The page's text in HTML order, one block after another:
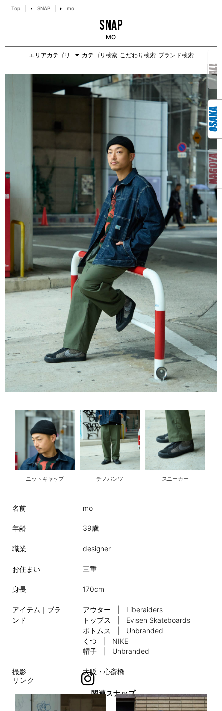
Top SNAP mo
SNAP
MO
エリアカテゴリ カテゴリ検索 こだわり検索 ブランド検索
ニットキャップ チノパンツ スニーカー
名前 mo
年齢 39歳
職業 designer
お住まい 三重
身長 170cm
アイテム｜ブラ
ンド
アウター | Liberaiders
トップス | Evisen Skateboards
ボトムス | Unbranded
くつ | NIKE
帽子 | Unbranded
撮影
大阪・心斎橋
リンク
関連スナップ